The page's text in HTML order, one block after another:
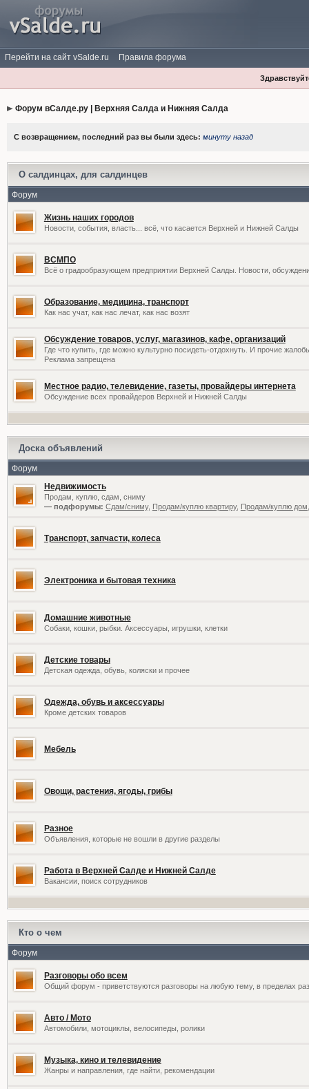
Перейти на сайт vSalde.ru Правила форума
Форум вСалде.ру | Верхняя Салда и Нижняя Салда
С возвращением, последний раз вы были здесь: минуту назад
О салдинцах, для салдинцев
Форум
Жизнь наших городов
Новости, события, власть... всё, что касается Верхней и Нижней Салды
ВСМПО
Всё о градообразующем предприятии Верхней Салды. Новости,
Образование, медицина, транспорт
Как нас учат, как нас лечат, как нас возят
Обсуждение товаров, услуг, магазинов, кафе, организаций
Где что купить, где можно культурно посидеть-отдохнуть. И прочие
Реклама запрещена
Местное радио, телевидение, газеты, провайдеры интернета
Обсуждение всех провайдеров Верхней и Нижней Салды
Доска объявлений
Форум
Недвижимость
Продам, куплю, сдам, сниму
— подфорумы: Сдам/сниму, Продам/куплю квартиру, Продам/куплю
Транспорт, запчасти, колеса
Электроника и бытовая техника
Домашние животные
Собаки, кошки, рыбки. Аксессуары, игрушки, клетки
Детские товары
Детская одежда, обувь, коляски и прочее
Одежда, обувь и аксессуары
Кроме детских товаров
Мебель
Овощи, растения, ягоды, грибы
Разное
Объявления, которые не вошли в другие разделы
Работа в Верхней Салде и Нижней Салде
Вакансии, поиск сотрудников
Кто о чем
Форум
Разговоры обо всем
Общий форум - приветствуются разговоры на любую тему, в пределах
Авто / Мото
Автомобили, мотоциклы, велосипеды, ролики
Музыка, кино и телевидение
Жанры и направления, где найти, рекомендации